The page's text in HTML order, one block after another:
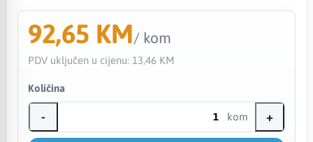
92,65 KM/ kom
PDV uključen u cijenu: 13,46 KM
Količina
- kom +